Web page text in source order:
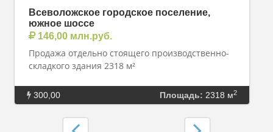
Всеволожское городское поселение,
южное шоссе
146,00 млн.руб.
Продажа отдельно стоящего пpоизводственно-
склaдкого здания 2318 м²
300,00 Площадь: 2318 м2